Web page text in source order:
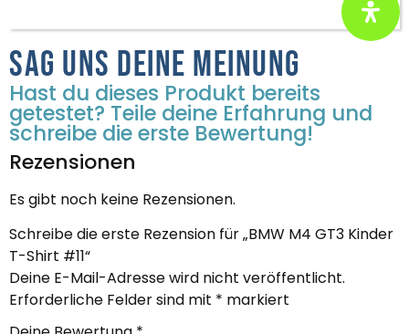
Sag uns deine Meinung
Hast du dieses Produkt bereits
getestet? Teile deine Erfahrung und
schreibe die erste Bewertung!
Rezensionen
Es gibt noch keine Rezensionen.
Schreibe die erste Rezension für „BMW M4 GT3 Kinder
T-Shirt #11“
Deine E-Mail-Adresse wird nicht veröffentlicht.
Erforderliche Felder sind mit * markiert